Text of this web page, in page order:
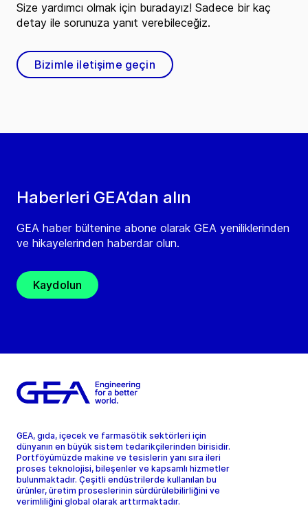
Haberleri GEA’dan alın
GEA haber bültenine abone olarak GEA yeniliklerinden
ve hikayelerinden haberdar olun.
Kaydolun
Size yardımcı olmak için buradayız! Sadece bir kaç
detay ile sorunuza yanıt verebileceğiz.
Bizimle iletişime geçin
GEA, gıda, içecek ve farmasötik sektörleri için
dünyanın en büyük sistem tedarikçilerinden birisidir.
Portföyümüzde makine ve tesislerin yanı sıra ileri
proses teknolojisi, bileşenler ve kapsamlı hizmetler
bulunmaktadır. Çeşitli endüstrilerde kullanılan bu
ürünler, üretim proseslerinin sürdürülebilirliğini ve
verimliliğini global olarak arttırmaktadır.